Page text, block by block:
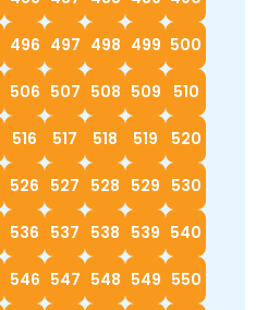
496 497 498 499 500
506 507 508 509 510
516 517 518 519 520
526 527 528 529 530
536 537 538 539 540
546 547 548 549 550